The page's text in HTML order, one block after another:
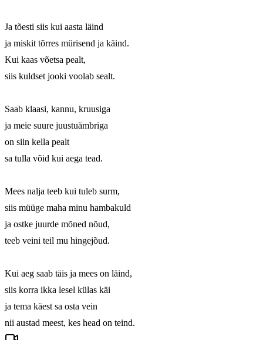
Ja tõesti siis kui aasta läind
ja miskit tõrres mürisend ja käind.
Kui kaas võetsa pealt,
siis kuldset jooki voolab sealt.
Saab klaasi, kannu, kruusiga
ja meie suure juustuämbriga
on siin kella pealt
sa tulla võid kui aega tead.
Mees nalja teeb kui tuleb surm,
siis müüge maha minu hambakuld
ja ostke juurde mõned nõud,
teeb veini teil mu hingejõud.
Kui aeg saab täis ja mees on läind,
siis korra ikka lesel külas käi
ja tema käest sa osta vein